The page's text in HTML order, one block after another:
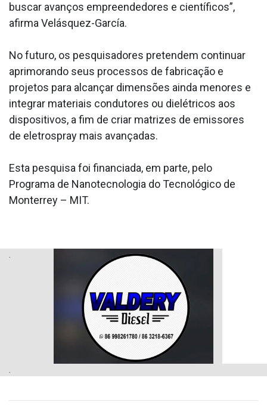
buscar avanços empreendedores e científicos”,
afirma Velásquez-García.
No futuro, os pesquisadores pretendem continuar
aprimorando seus processos de fabricação e
projetos para alcançar dimensões ainda menores e
integrar materiais condutores ou dielétricos aos
dispositivos, a fim de criar matrizes de emissores
de eletrospray mais avançadas.
Esta pesquisa foi financiada, em parte, pelo
Programa de Nanotecnologia do Tecnológico de
Monterrey – MIT.
.